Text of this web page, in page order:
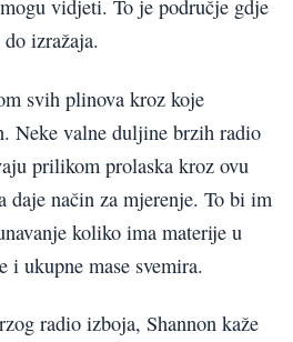
vidjeti. To je područje gdje
izražaja.
svih plinova kroz koje
Neke valne duljine brzih radio
prilikom prolaska kroz ovu
daje način za mjerenje. To bi im
koliko ima materije u
ukupne mase svemira.
radio izboja, Shannon kaže